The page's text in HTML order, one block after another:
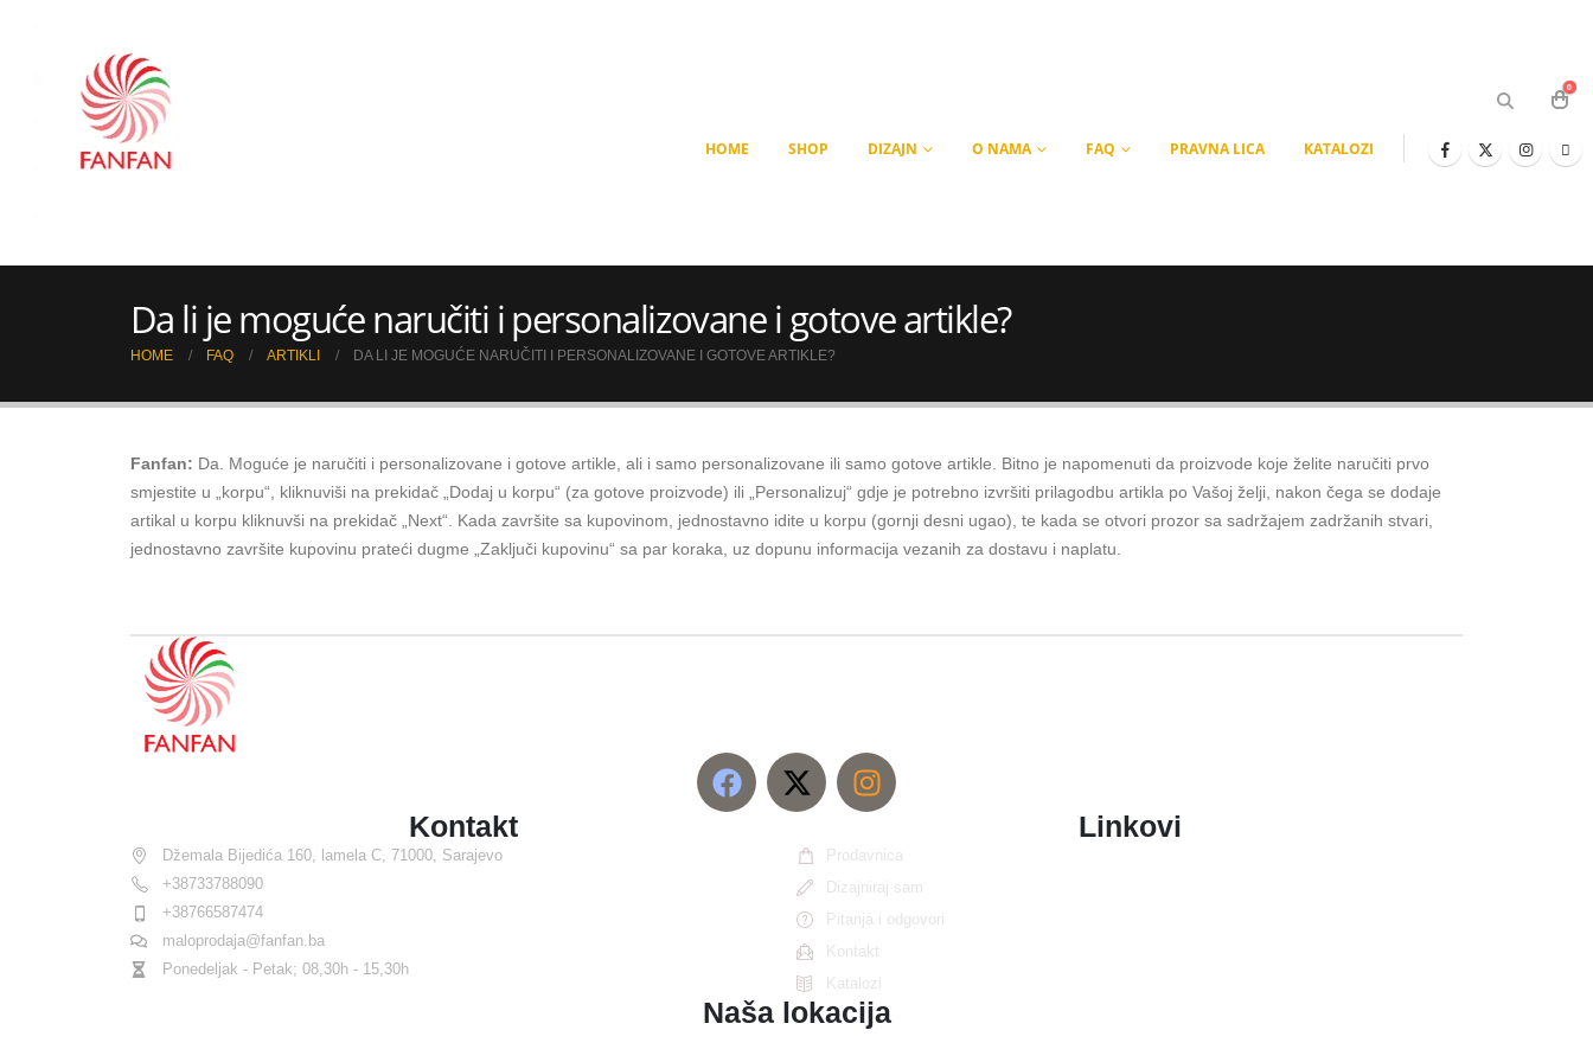
0
HOME SHOP DIZAJN O NAMA FAQ PRAVNA LICA KATALOZI
Da li je moguće naručiti i personalizovane i gotove artikle?
HOME FAQ ARTIKLI DA LI JE MOGUĆE NARUČITI I PERSONALIZOVANE I GOTOVE ARTIKLE?
Fanfan: Da. Moguće je naručiti i personalizovane i gotove artikle, ali i samo personalizovane ili samo gotove artikle. Bitno je napomenuti da proizvode koje želite naručiti prvo
smjestite u „korpu“, kliknuviši na prekidač „Dodaj u korpu“ (za gotove proizvode) ili „Personalizuj“ gdje je potrebno izvršiti prilagodbu artikla po Vašoj želji, nakon čega se dodaje
artikal u korpu kliknuvši na prekidač „Next“. Kada završite sa kupovinom, jednostavno idite u korpu (gornji desni ugao), te kada se otvori prozor sa sadržajem zadržanih stvari,
jednostavno završite kupovinu prateći dugme „Zaključi kupovinu“ sa par koraka, uz dopunu informacija vezanih za dostavu i naplatu.
Kontakt
Džemala Bijedića 160, lamela C, 71000, Sarajevo
+38733788090
+38766587474
maloprodaja@fanfan.ba
Ponedeljak - Petak; 08,30h - 15,30h
Linkovi
Prodavnica
Dizajniraj sam
Pitanja i odgovori
Kontakt
Katalozi
Naša lokacija